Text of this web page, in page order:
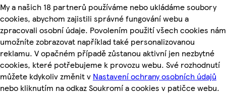
My a našich 18 partnerů používáme nebo ukládáme soubory
cookies, abychom zajistili správné fungování webu a
zpracovali osobní údaje. Povolením použití všech cookies nám
umožníte zobrazovat například také personalizovanou
reklamu. V opačném případě zůstanou aktivní jen nezbytné
cookies, které potřebujeme k provozu webu. Své rozhodnutí
můžete kdykoliv změnit v Nastavení ochrany osobních údajů
nebo kliknutím na odkaz Soukromí a cookies v patičce webu.